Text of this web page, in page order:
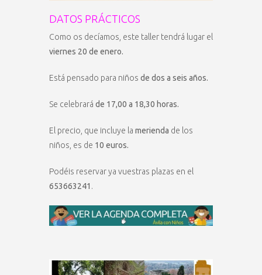
DATOS PRÁCTICOS
Como os decíamos, este taller tendrá lugar el
viernes 20 de enero.
Está pensado para niños de dos a seis años.
Se celebrará de 17,00 a 18,30 horas.
El precio, que incluye la merienda de los
niños, es de 10 euros.
Podéis reservar ya vuestras plazas en el
653663241 .